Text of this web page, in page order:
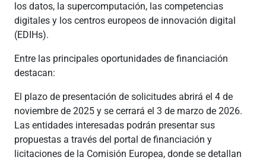
los datos, la supercomputación, las competencias
digitales y los centros europeos de innovación digital
(EDIHs).
Entre las principales oportunidades de financiación
destacan:
El plazo de presentación de solicitudes abrirá el 4 de
noviembre de 2025 y se cerrará el 3 de marzo de 2026.
Las entidades interesadas podrán presentar sus
propuestas a través del portal de financiación y
licitaciones de la Comisión Europea, donde se detallan